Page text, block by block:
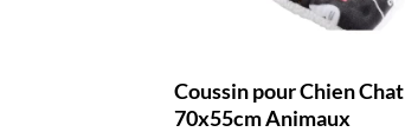
Coussin pour Chien Chat
70x55cm Animaux